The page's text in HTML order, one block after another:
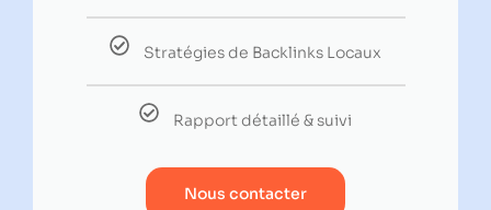
Stratégies de Backlinks Locaux
Rapport détaillé & suivi
Nous contacter